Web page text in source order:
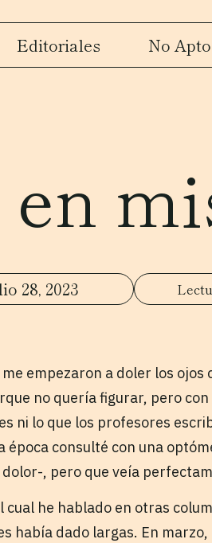
Editoriales No
28, 2023
empezaron a doler los ojos
no quería figurar, pero
ni lo que los profesores
consulté con una
, pero que veía
he hablado en otras
había dado largas. En marzo,